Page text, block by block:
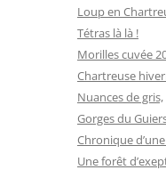
Loup en
Tétras là là !
Morilles cuvée
Chartreuse
Nuances de gris,
Gorges du
Chronique
Une forêt